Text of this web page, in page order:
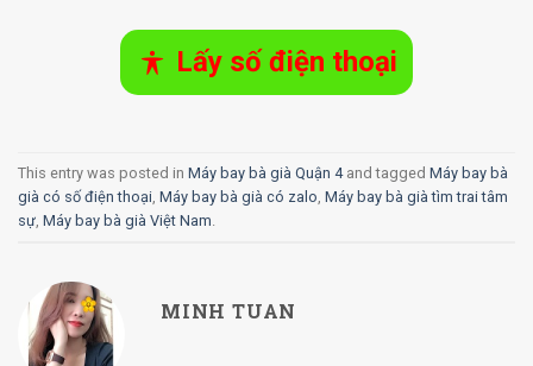
Lấy số điện thoại
This entry was posted in Máy bay bà già Quận 4and tagged Máy bay bà
già có số điện thoại Máy bay bà già có zalo Máy bay bà già tìm trai tâm
sự Máy bay bà già Việt Nam
MINH TUAN